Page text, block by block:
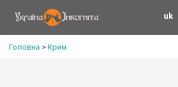
uk
Головна > Крим